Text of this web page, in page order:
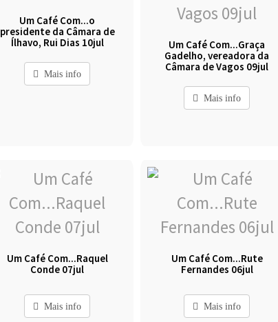
Um Café Com...o
presidente da Câmara de
Ílhavo, Rui Dias 10jul
Mais info
Um Café Com...Graça
Gadelho, vereadora da
Câmara de Vagos 09jul
Mais info
Um Café Com...Raquel
Conde 07jul
Mais info
Um Café Com...Rute
Fernandes 06jul
Mais info